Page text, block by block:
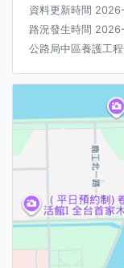
資料更新時間
路況發生時間
公路局中區養護工